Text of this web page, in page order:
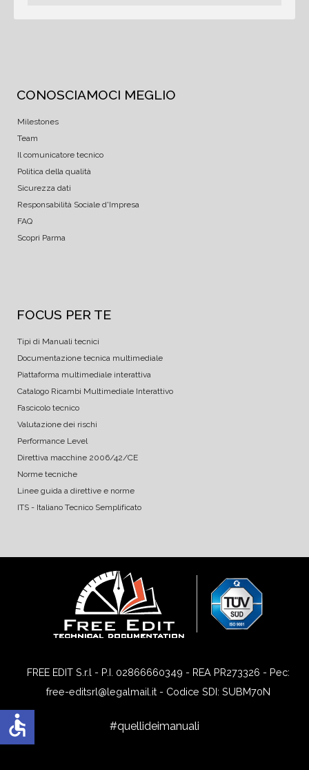
CONOSCIAMOCI MEGLIO
Milestones
Team
Il comunicatore tecnico
Politica della qualità
Sicurezza dati
Responsabilità Sociale d'Impresa
FAQ
Scopri Parma
FOCUS PER TE
Tipi di Manuali tecnici
Documentazione tecnica multimediale
Piattaforma multimediale interattiva
Catalogo Ricambi Multimediale Interattivo
Fascicolo tecnico
Valutazione dei rischi
Performance Level
Direttiva macchine 2006/42/CE
Norme tecniche
Linee guida a direttive e norme
ITS - Italiano Tecnico Semplificato
FREE EDIT S.r.l - P.I. 02866660349 - REA PR273326 - Pec:
free-editsrl@legalmail.it - Codice SDI: SUBM70N
#quellideimanuali
accessible